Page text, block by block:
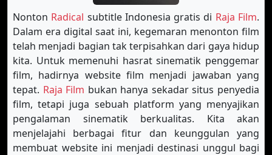
Nonton Radical subtitle Indonesia gratis di Raja Film.
Dalam era digital saat ini, kegemaran menonton film
telah menjadi bagian tak terpisahkan dari gaya hidup
kita. Untuk memenuhi hasrat sinematik penggemar
film, hadirnya website film menjadi jawaban yang
tepat. Raja Film bukan hanya sekadar situs penyedia
film, tetapi juga sebuah platform yang menyajikan
pengalaman sinematik berkualitas. Kita akan
menjelajahi berbagai fitur dan keunggulan yang
membuat website ini menjadi destinasi unggul bagi